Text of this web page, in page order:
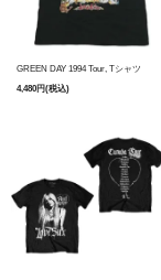
GREEN DAY 1994 Tour, Tシャツ
4,480円(税込)